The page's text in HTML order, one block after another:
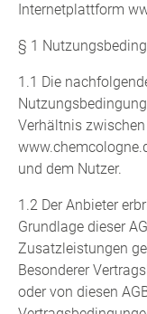
Internetplattform
§ 1
1.1 Die
Verhältnis
und dem Nutzer.
1.2 Der Anbieter
Grundlage dieser
Zusatzleistungen
Besonderer
oder von diesen